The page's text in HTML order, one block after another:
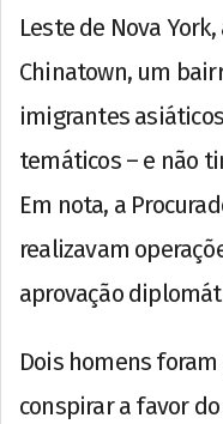
Leste de Nova
Chinatown, um
imigrantes
temáticos – e não
Em nota, a
realizavam
aprovação
Dois homens
conspirar a favor